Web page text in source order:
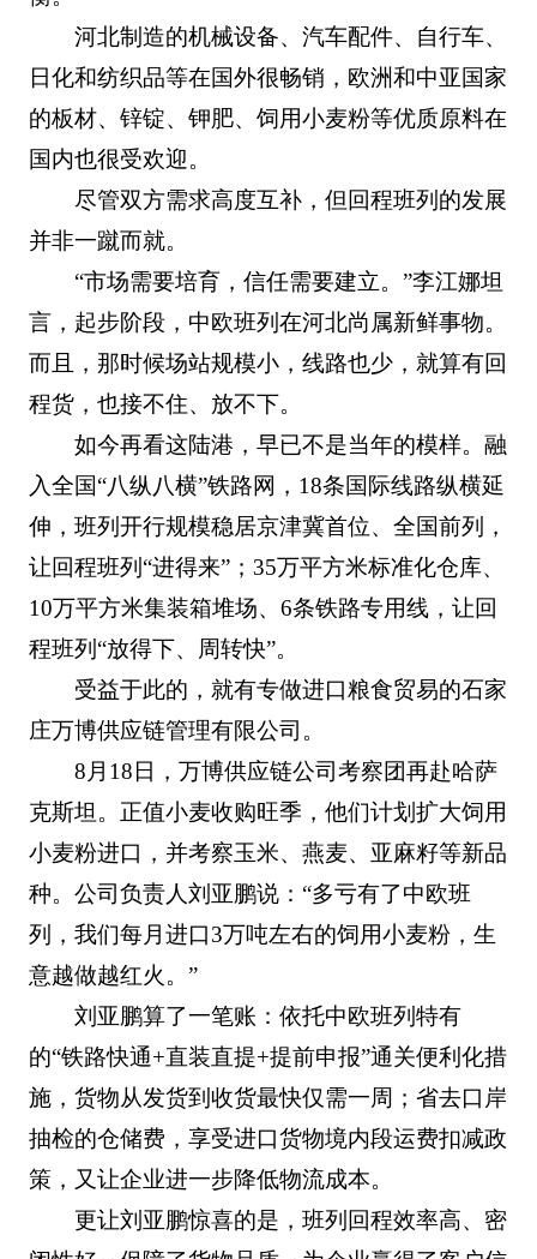
河北制造的机械设备、汽车配件、自行车、
日化和纺织品等在国外很畅销，欧洲和中亚国家
的板材、锌锭、钾肥、饲用小麦粉等优质原料在
国内也很受欢迎。
尽管双方需求高度互补，但回程班列的发展
并非一蹴而就。
“市场需要培育，信任需要建立。”李江娜坦
言，起步阶段，中欧班列在河北尚属新鲜事物。
而且，那时候场站规模小，线路也少，就算有回
程货，也接不住、放不下。
如今再看这陆港，早已不是当年的模样。融
入全国“八纵八横”铁路网，18条国际线路纵横延
伸，班列开行规模稳居京津冀首位、全国前列，
让回程班列“进得来”；35万平方米标准化仓库、
10万平方米集装箱堆场、6条铁路专用线，让回
程班列“放得下、周转快”。
受益于此的，就有专做进口粮食贸易的石家
庄万博供应链管理有限公司。
8月18日，万博供应链公司考察团再赴哈萨
克斯坦。正值小麦收购旺季，他们计划扩大饲用
小麦粉进口，并考察玉米、燕麦、亚麻籽等新品
种。公司负责人刘亚鹏说：“多亏有了中欧班
列，我们每月进口3万吨左右的饲用小麦粉，生
意越做越红火。”
刘亚鹏算了一笔账：依托中欧班列特有
的“铁路快通+直装直提+提前申报”通关便利化措
施，货物从发货到收货最快仅需一周；省去口岸
抽检的仓储费，享受进口货物境内段运费扣减政
策，又让企业进一步降低物流成本。
更让刘亚鹏惊喜的是，班列回程效率高、密